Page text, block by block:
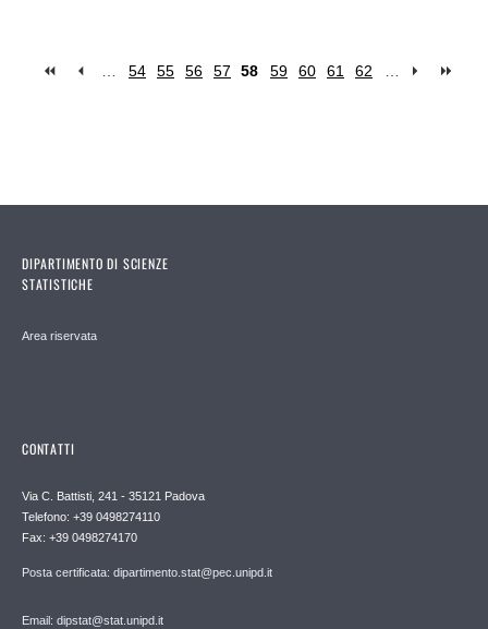
54 55 56 57 58 59 60 61 62
DIPARTIMENTO DI SCIENZE
STATISTICHE
Area riservata
CONTATTI
Via C. Battisti, 241 - 35121 Padova
Telefono: +39 0498274110
Fax: +39 0498274170
Posta certificata: dipartimento.stat@pec.unipd.it
Email: dipstat@stat.unipd.it